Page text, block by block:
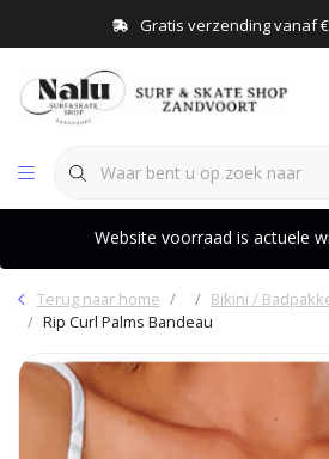
Gratis verzending vanaf
Website voorraad is actuele
Terug naar home
Bikini /
Rip Curl Palms Bandeau